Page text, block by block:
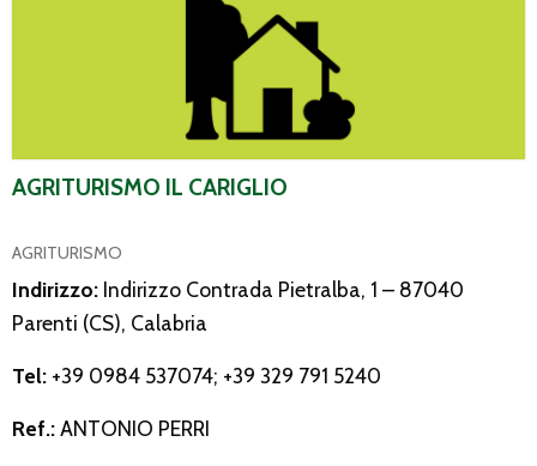
AGRITURISMO IL CARIGLIO
AGRITURISMO
Indirizzo: Indirizzo Contrada Pietralba, 1 – 87040
Parenti (CS), Calabria
Tel: +39 0984 537074; +39 329 791 5240
Ref.:ANTONIO PERRI